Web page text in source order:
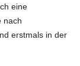
eine
nach
erstmals in der